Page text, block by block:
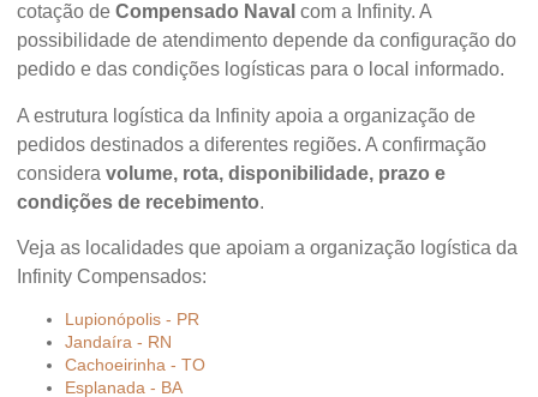
cotação de Compensado Naval com a Infinity. A
possibilidade de atendimento depende da configuração do
pedido e das condições logísticas para o local informado.
A estrutura logística da Infinity apoia a organização de
pedidos destinados a diferentes regiões. A confirmação
considera volume, rota, disponibilidade, prazo e
condições de recebimento.
Veja as localidades que apoiam a organização logística da
Infinity Compensados:
Lupionópolis - PR
Jandaíra - RN
Cachoeirinha - TO
Esplanada - BA